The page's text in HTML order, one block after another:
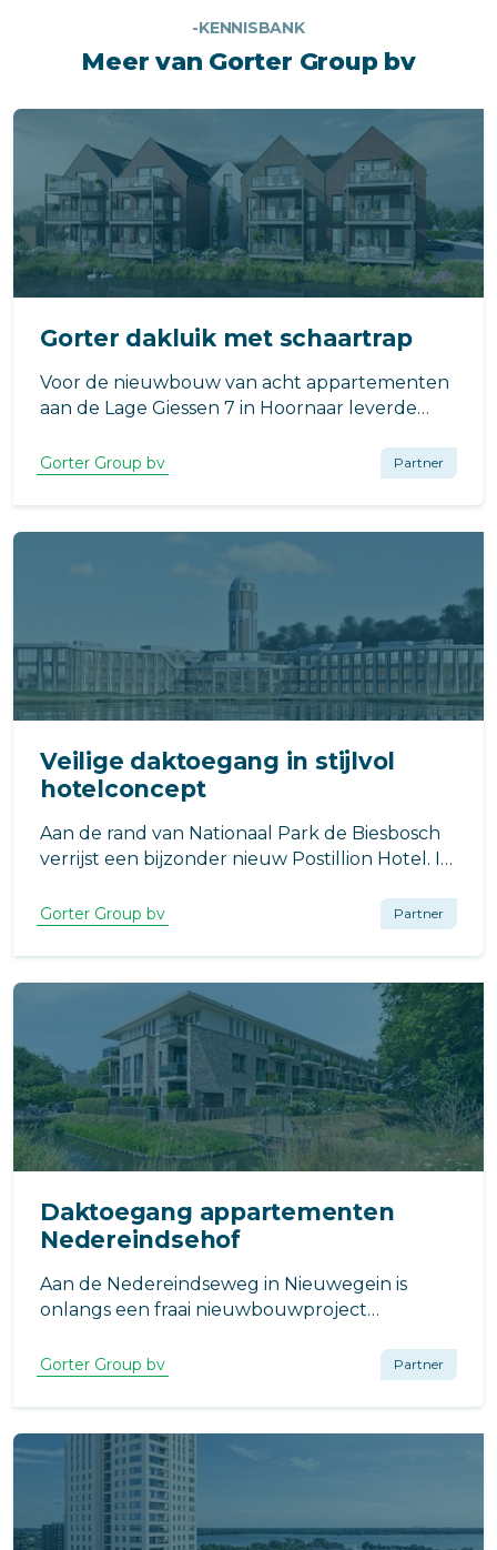
-KENNISBANK
Meer van Gorter Group bv
Gorter dakluik met schaartrap
Voor de nieuwbouw van acht appartementen
aan de Lage Giessen 7 in Hoornaar leverde
schaartrap. De toepassing zorgt voor een
minimale impact op de beschikbare ruimte in
de woning.
Gorter Group bv Partner
Veilige daktoegang in stijlvol
hotelconcept
Aan de rand van Nationaal Park de Biesbosch
verrijst een bijzonder nieuw Postillion Hotel. In
voormalige Veerse Toren, werkt VB Bouw aan
een moderne hotelvoorziening met een
uitgesproken architectonisch karakter.
Gorter Group bv Partner
Daktoegang appartementen
Nedereindsehof
Aan de Nedereindseweg in Nieuwegein is
onlangs een fraai nieuwbouwproject
comfortabele appartementen.
Gorter Group bv Partner